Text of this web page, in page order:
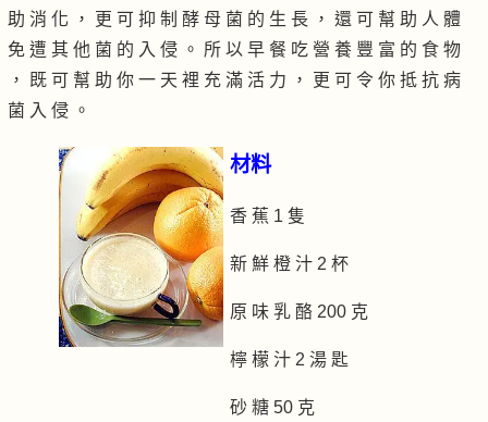
助 消 化 ， 更 可 抑 制 酵 母 菌 的 生 長 ， 還 可 幫 助 人 體
免 遭 其 他 菌 的 入 侵 。 所 以 早 餐 吃 營 養 豐 富 的 食 物
， 既 可 幫 助 你 一 天 裡 充 滿 活 力 ， 更 可 令 你 抵 抗 病
菌 入 侵 。
材料
香 蕉 1 隻
新 鮮 橙 汁 2 杯
原 味 乳 酪 200 克
檸 檬 汁 2 湯 匙
砂 糖 50 克